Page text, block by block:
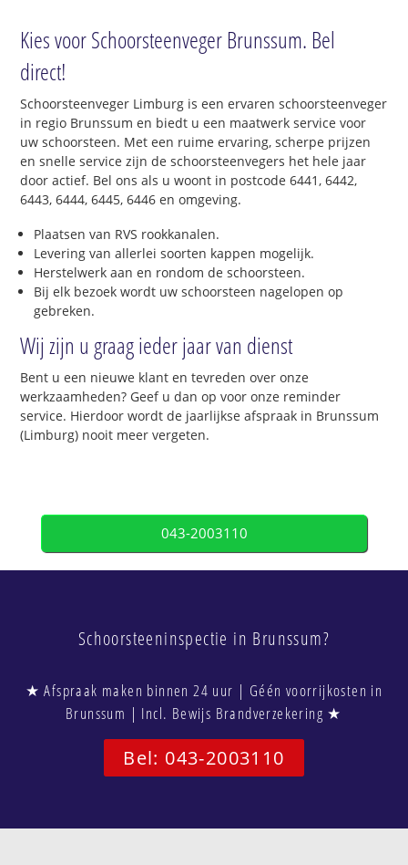
Kies voor Schoorsteenveger Brunssum. Bel
direct!
Schoorsteenveger Limburg is een ervaren schoorsteenveger
in regio Brunssum en biedt u een maatwerk service voor
uw schoorsteen. Met een ruime ervaring, scherpe prijzen
en snelle service zijn de schoorsteenvegers het hele jaar
door actief. Bel ons als u woont in postcode 6441, 6442,
6443, 6444, 6445, 6446 en omgeving.
Plaatsen van RVS rookkanalen.
Levering van allerlei soorten kappen mogelijk.
Herstelwerk aan en rondom de schoorsteen.
Bij elk bezoek wordt uw schoorsteen nagelopen op
gebreken.
Wij zijn u graag ieder jaar van dienst
Bent u een nieuwe klant en tevreden over onze
werkzaamheden? Geef u dan op voor onze reminder
service. Hierdoor wordt de jaarlijkse afspraak in Brunssum
(Limburg) nooit meer vergeten.
043-2003110
Schoorsteeninspectie in Brunssum?
★ Afspraak maken binnen 24 uur | Géén voorrijkosten in
Brunssum | Incl. Bewijs Brandverzekering ★
Bel: 043-2003110